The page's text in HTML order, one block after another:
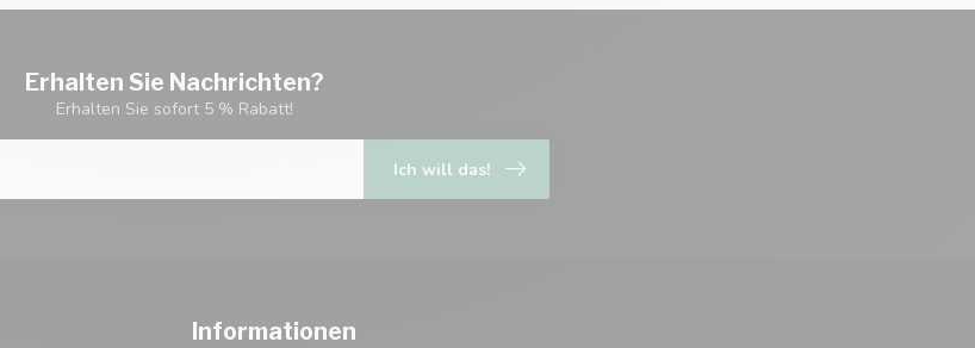
Erhalten Sie Nachrichten?
Erhalten Sie sofort 5 % Rabatt!
Ich will das!
Informationen